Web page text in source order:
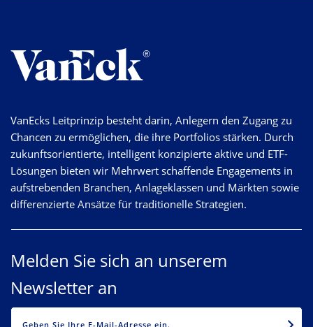
VanEcks Leitprinzip besteht darin, Anlegern den Zugang zu
Chancen zu ermöglichen, die ihre Portfolios stärken. Durch
zukunftsorientierte, intelligent konzipierte aktive und ETF-
Lösungen bieten wir Mehrwert schaffende Engagements in
aufstrebenden Branchen, Anlageklassen und Märkten sowie
differenzierte Ansätze für traditionelle Strategien.
Melden Sie sich an unserem
Newsletter an